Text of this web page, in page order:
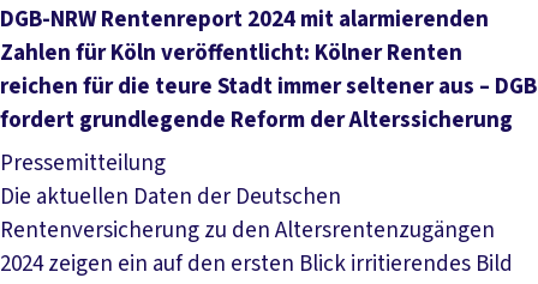
Artikel lesen
DGB-NRW Rentenreport 2024 mit alarmierenden
Zahlen für Köln veröffentlicht: Kölner Renten
reichen für die teure Stadt immer seltener aus – DGB
fordert grundlegende Reform der Alterssicherung
Pressemitteilung
Die aktuellen Daten der Deutschen
Rentenversicherung zu den Altersrentenzugängen
2024 zeigen ein auf den ersten Blick irritierendes Bild